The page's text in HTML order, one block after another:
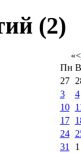
(2)
«<
Пн
27
3
4
10
17
24
31
1